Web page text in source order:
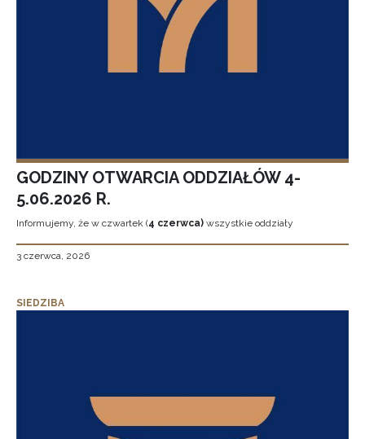
GODZINY OTWARCIA ODDZIAŁÓW 4-
5.06.2026 R.
Informujemy, że w czwartek (4 czerwca) wszystkie oddziały
3 czerwca, 2026
SIEDZIBA